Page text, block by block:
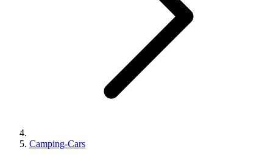
Camping-Cars